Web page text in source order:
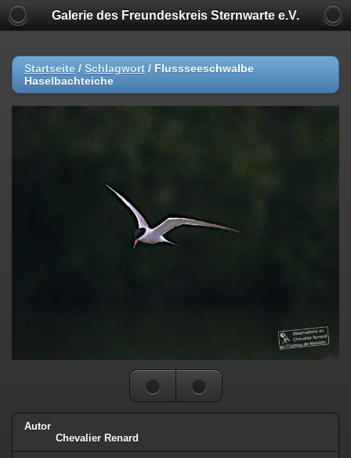
Galerie des Freundeskreis Sternwarte e.V.
Startseite / Schlagwort / Flussseeschwalbe
Haselbachteiche
Autor
Chevalier Renard